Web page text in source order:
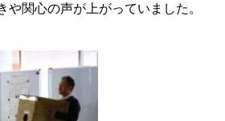
や関心の声が上がっていました。